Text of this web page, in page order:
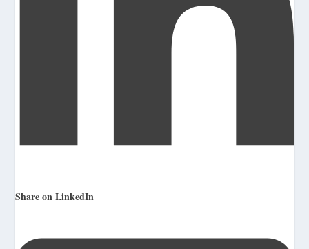
Share on LinkedIn